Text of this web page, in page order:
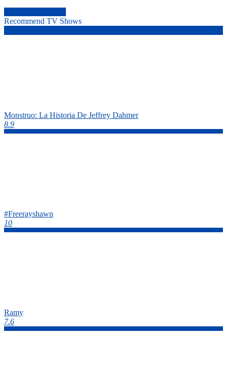
Recommend TV Shows
Monstruo: La Historia De Jeffrey Dahmer
8.9
#Freerayshawn
10
Ramy
7.6